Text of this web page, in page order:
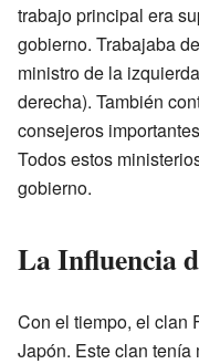
trabajo principal era
gobierno. Trabajaba
ministro de la
derecha). También
consejeros
Todos estos
gobierno.
La Influencia
Con el tiempo, el clan
Japón. Este clan